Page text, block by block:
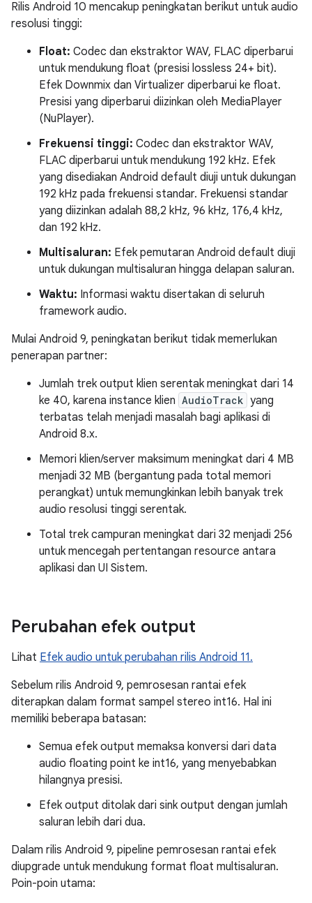
Rilis Android 10 mencakup peningkatan berikut untuk audio
resolusi tinggi:
Float: Codec dan ekstraktor WAV, FLAC diperbarui
untuk mendukung float (presisi lossless 24+ bit).
Efek Downmix dan Virtualizer diperbarui ke float.
Presisi yang diperbarui diizinkan oleh MediaPlayer
(NuPlayer).
Frekuensi tinggi: Codec dan ekstraktor WAV,
FLAC diperbarui untuk mendukung 192 kHz. Efek
yang disediakan Android default diuji untuk dukungan
192 kHz pada frekuensi standar. Frekuensi standar
yang diizinkan adalah 88,2 kHz, 96 kHz, 176,4 kHz,
dan 192 kHz.
Multisaluran: Efek pemutaran Android default diuji
untuk dukungan multisaluran hingga delapan saluran.
Waktu: Informasi waktu disertakan di seluruh
framework audio.
Mulai Android 9, peningkatan berikut tidak memerlukan
penerapan partner:
Jumlah trek output klien serentak meningkat dari 14
ke 40, karena instance klien AudioTrack yang
terbatas telah menjadi masalah bagi aplikasi di
Android 8.x.
Memori klien/server maksimum meningkat dari 4 MB
menjadi 32 MB (bergantung pada total memori
perangkat) untuk memungkinkan lebih banyak trek
audio resolusi tinggi serentak.
Total trek campuran meningkat dari 32 menjadi 256
untuk mencegah pertentangan resource antara
aplikasi dan UI Sistem.
Perubahan efek output
Lihat Efek audio untuk perubahan rilis Android 11.
Sebelum rilis Android 9, pemrosesan rantai efek
diterapkan dalam format sampel stereo int16. Hal ini
memiliki beberapa batasan:
Semua efek output memaksa konversi dari data
audio floating point ke int16, yang menyebabkan
hilangnya presisi.
Efek output ditolak dari sink output dengan jumlah
saluran lebih dari dua.
Dalam rilis Android 9, pipeline pemrosesan rantai efek
diupgrade untuk mendukung format float multisaluran.
Poin-poin utama: